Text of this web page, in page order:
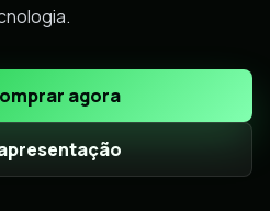
agora